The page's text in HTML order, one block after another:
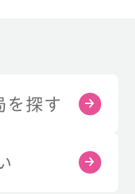
を探す